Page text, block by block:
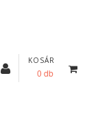
KOSÁR
0 db